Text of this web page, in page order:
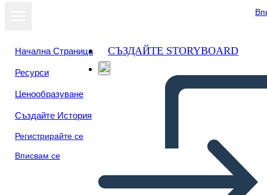
Начална Страница
Ресурси
Ценообразуване
Създайте История
Регистрирайте се
Вписвам се
СЪЗДАЙТЕ STORYBOARD